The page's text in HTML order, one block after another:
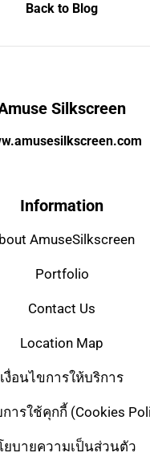
Back to Blog
Silkscreen
Information
AmuseSilkscreen
Portfolio
Contact Us
Location Map
เงื่อนไขการให้บริการ
ารใช้คุกกี้ (Cookies
ยบายความเป็นส่วนตัว